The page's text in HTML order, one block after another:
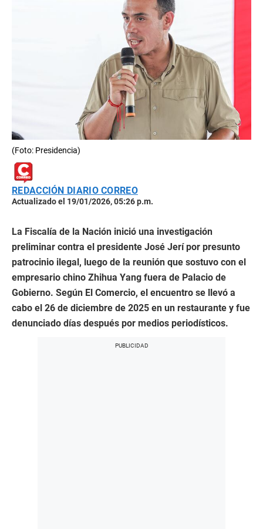
(Foto: Presidencia)
REDACCIÓN DIARIO CORREO
Actualizado el 19/01/2026, 05:26 p.m.
La Fiscalía de la Nación inició una investigación
preliminar contra el presidente José Jerí por presunto
patrocinio ilegal, luego de la reunión que sostuvo con el
empresario chino Zhihua Yang fuera de Palacio de
Gobierno. Según El Comercio, el encuentro se llevó a
cabo el 26 de diciembre de 2025 en un restaurante y fue
denunciado días después por medios periodísticos.